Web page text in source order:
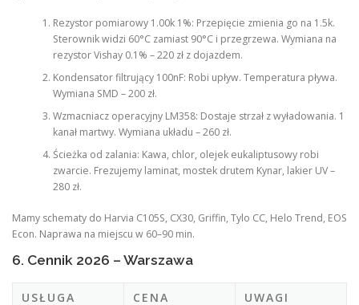
Rezystor pomiarowy 1.00k 1%: Przepięcie zmienia go na 1.5k.
Sterownik widzi 60°C zamiast 90°C i przegrzewa. Wymiana na
rezystor Vishay 0.1% – 220 zł z dojazdem.
Kondensator filtrujący 100nF: Robi upływ. Temperatura pływa.
Wymiana SMD – 200 zł.
Wzmacniacz operacyjny LM358: Dostaje strzał z wyładowania. 1
kanał martwy. Wymiana układu – 260 zł.
Ścieżka od zalania: Kawa, chlor, olejek eukaliptusowy robi
zwarcie. Frezujemy laminat, mostek drutem Kynar, lakier UV –
280 zł.
Mamy schematy do Harvia C105S, CX30, Griffin, Tylo CC, Helo Trend, EOS
Econ. Naprawa na miejscu w 60–90 min.
6. Cennik 2026 – Warszawa
USŁUGA CENA UWAGI